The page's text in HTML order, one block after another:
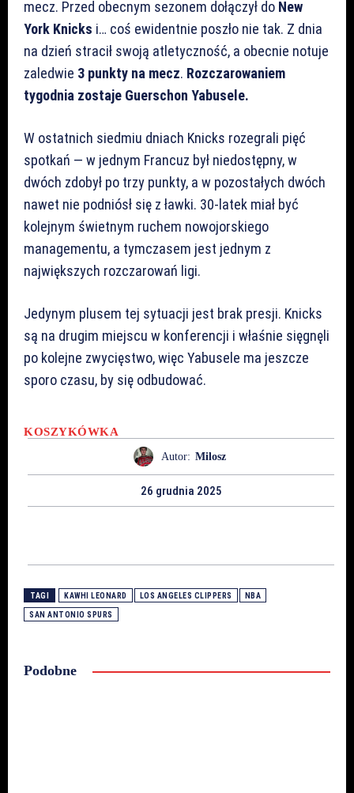
mecz. Przed obecnym sezonem dołączył do New
York Knicks i… coś ewidentnie poszło nie tak. Z dnia
na dzień stracił swoją atletyczność, a obecnie notuje
zaledwie 3 punkty na mecz. Rozczarowaniem
tygodnia zostaje Guerschon Yabusele.
W ostatnich siedmiu dniach Knicks rozegrali pięć
spotkań — w jednym Francuz był niedostępny, w
dwóch zdobył po trzy punkty, a w pozostałych dwóch
nawet nie podniósł się z ławki. 30-latek miał być
kolejnym świetnym ruchem nowojorskiego
managementu, a tymczasem jest jednym z
największych rozczarowań ligi.
Jedynym plusem tej sytuacji jest brak presji. Knicks
są na drugim miejscu w konferencji i właśnie sięgnęli
po kolejne zwycięstwo, więc Yabusele ma jeszcze
sporo czasu, by się odbudować.
KOSZYKÓWKA
Autor: Milosz
26 grudnia 2025
TAGI KAWHI LEONARD LOS ANGELES CLIPPERS NBA
SAN ANTONIO SPURS
Podobne